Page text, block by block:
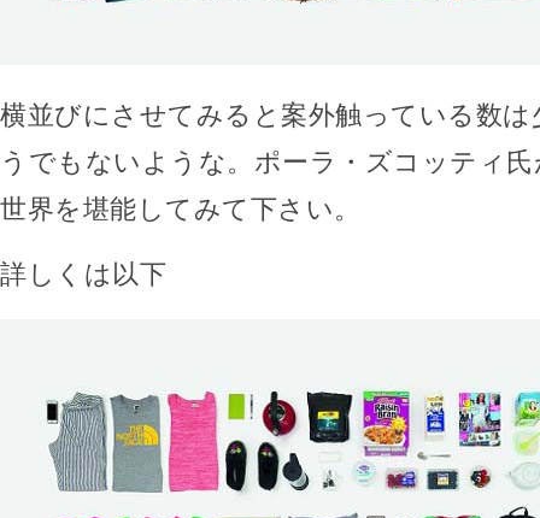
横並びにさせてみると案外触っている数
うでもないような。ポーラ・ズコッティ
世界を堪能してみて下さい。
詳しくは以下